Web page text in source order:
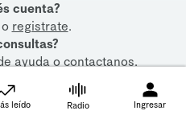
cuenta?
o registrate.
ayudaocontactanos.
leído Radio Ingresar